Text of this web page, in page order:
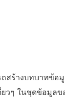
สร้างบทบาทข้อมู
ยวๆ ในชุดข้อมูล